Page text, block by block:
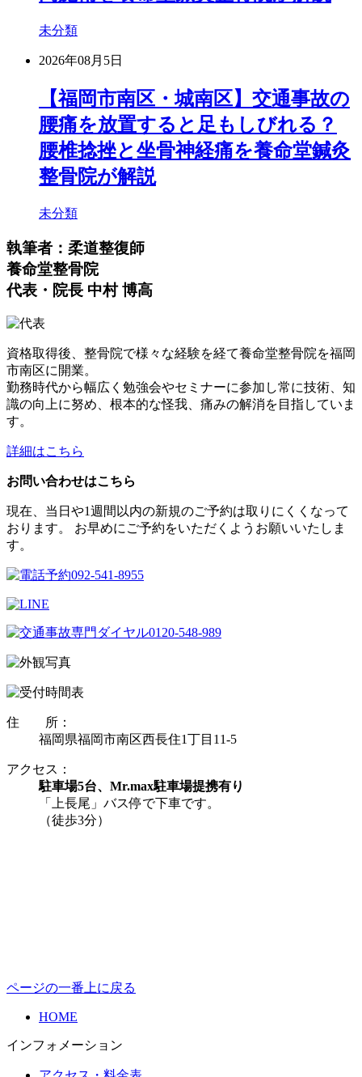
未分類
2026年08月5日
【福岡市南区・城南区】交通事故の
腰痛を放置すると足もしびれる？
腰椎捻挫と坐骨神経痛を養命堂鍼灸
整骨院が解説
未分類
執筆者：柔道整復師
養命堂整骨院
代表・院長 中村 博高
資格取得後、整骨院で様々な経験を経て養命堂整骨院を福岡
市南区に開業。
勤務時代から幅広く勉強会やセミナーに参加し常に技術、知
識の向上に努め、根本的な怪我、痛みの解消を目指していま
す。
詳細はこちら
お問い合わせはこちら
現在、当日や1週間以内の新規のご予約は取りにくくなって
おります。 お早めにご予約をいただくようお願いいたしま
す。
住 所：
福岡県福岡市南区西長住1丁目11-5
アクセス：
駐車場5台、Mr.max駐車場提携有り
「上長尾」バス停で下車です。
（徒歩3分）
ページの一番上に戻る
HOME
インフォメーション